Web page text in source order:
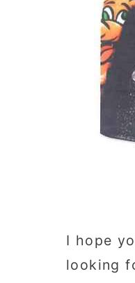
I hope
looking